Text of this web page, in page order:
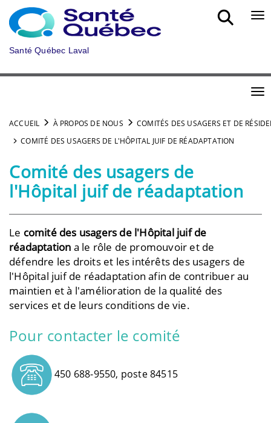
Aller au menu principal
Santé Québec Laval
ACCUEIL À PROPOS DE NOUS
COMITÉS DES USAGERS ET DE
COMITÉ DES USAGERS DE L'HÔPITAL JUIF DE RÉADAPTATION
Comité des usagers de
l'Hôpital juif de réadaptation
Le comité des usagers de l'Hôpital juif de
réadaptation a le rôle de promouvoir et de
défendre les droits et les intérêts des usagers de
l'Hôpital juif de réadaptation afin de contribuer au
maintien et à l'amélioration de la qualité des
services et de leurs conditions de vie.
Pour contacter le comité
450 688-9550, poste 84515